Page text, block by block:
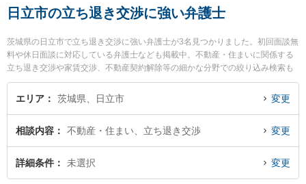
日立市の立ち退き交渉に強い弁護士
茨城県の日立市で立ち退き交渉に強い弁護士が3名見つかりました。初回面談無
料や休日面談に対応している弁護士なども掲載中。不動産・住まいに関係する
立ち退き交渉や家賃交渉、不動産契約解除等の細かな分野での絞り込み検索も
でき便利です。特に弁護士法人長瀬総合法律事務所 日立支所の田中 佑樹弁護士
や弁護士法人片岡総合法律事務所 日立事務所の髙梨 亮輔弁護士、弁護士法人長
のトラブルを今すぐに弁護士に相談したい』『立ち退き交渉のトラブル解決の
実績豊富な近くの弁護士を検索したい』『初回相談無料で立ち退き交渉を法律
相談できる日立市内の弁護士に相談予約したい』などでお困りの相談者さんに
エリア 茨城県、日立市 変更
相談内容 不動産・住まい、立ち退き交渉 変更
詳細条件 未選択 変更